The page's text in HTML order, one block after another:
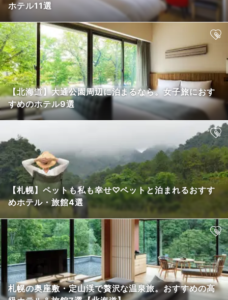
ホテル11選
【北海道】大通公園周辺に泊まるなら。女子旅におす
すめのホテル9選
【札幌】ペットも私も幸せ♡ペットと泊まれるおすす
めホテル・旅館4選
札幌の奥座敷・定山渓で贅沢な温泉旅。おすすめの高